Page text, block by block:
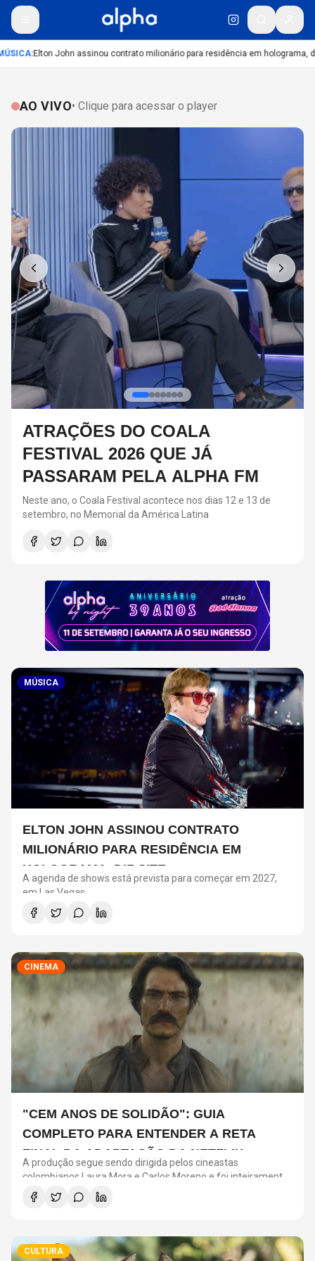
:Elton John assinou contrato milionário para residência em holograma,
AO VIVO• Clique para acessar o player
RED HOT CHILI PEPPERS DEVE
VOLTAR AOS ESTÚDIOS EM
BREVE, DIZ ANTHONY KIEDIS
O último álbum da banda foi lançado em 2022
MÚSICA
ELTON JOHN ASSINOU CONTRATO
MILIONÁRIO PARA RESIDÊNCIA EM
HOLOGRAMA, DIZ SITE
A agenda de shows está prevista para começar em 2027,
em Las Vegas
CINEMA
"CEM ANOS DE SOLIDÃO": GUIA
COMPLETO PARA ENTENDER A RETA
FINAL DA ADAPTAÇÃO DA NETFLIX
A produção segue sendo dirigida pelos cineastas
colombianos Laura Mora e Carlos Moreno e foi inteiramente
filmada na Colômbia, em espanhol, mantendo o
compromisso de preservar a identidade cultural da obra
CULTURA